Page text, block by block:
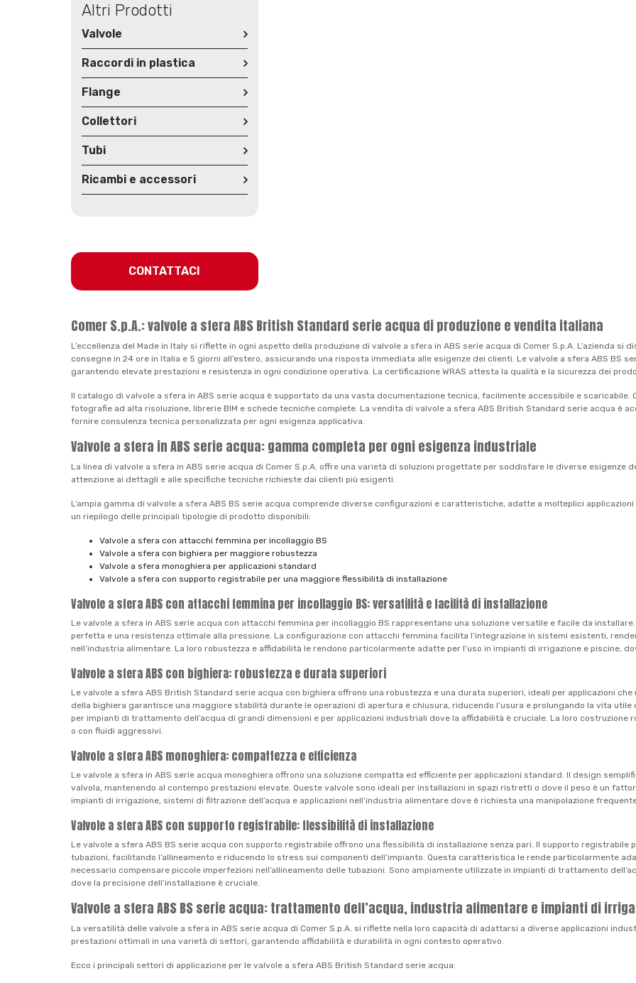
Altri Prodotti
Valvole
Raccordi in plastica
Flange
Collettori
Tubi
Ricambi e accessori
CONTATTACI
Comer S.p.A.: valvole a sfera ABS British Standard serie acqua di produzione e vendita italiana
L’eccellenza del Made in Italy si riflette in ogni aspetto della produzione di valvole a sfera in ABS serie acqua di Comer S.p.A. L’azienda
consegne in 24 ore in Italia e 5 giorni all’estero, assicurando una risposta immediata alle esigenze dei clienti. Le valvole a sfera ABS BS
garantendo elevate prestazioni e resistenza in ogni condizione operativa. La certificazione WRAS attesta la qualità e la sicurezza dei
Il catalogo di valvole a sfera in ABS serie acqua è supportato da una vasta documentazione tecnica, facilmente accessibile e
fotografie ad alta risoluzione, librerie BIM e schede tecniche complete. La vendita di valvole a sfera ABS British Standard serie acqua è
fornire consulenza tecnica personalizzata per ogni esigenza applicativa.
Valvole a sfera in ABS serie acqua: gamma completa per ogni esigenza industriale
La linea di valvole a sfera in ABS serie acqua di Comer S.p.A. offre una varietà di soluzioni progettate per soddisfare le diverse
attenzione ai dettagli e alle specifiche tecniche richieste dai clienti più esigenti.
L’ampia gamma di valvole a sfera ABS BS serie acqua comprende diverse configurazioni e caratteristiche, adatte a molteplici
un riepilogo delle principali tipologie di prodotto disponibili:
Valvole a sfera con attacchi femmina per incollaggio BS
Valvole a sfera con bighiera per maggiore robustezza
Valvole a sfera monoghiera per applicazioni standard
Valvole a sfera con supporto registrabile per una maggiore flessibilità di installazione
Valvole a sfera ABS con attacchi femmina per incollaggio BS: versatilità e facilità di installazione
Le valvole a sfera in ABS serie acqua con attacchi femmina per incollaggio BS rappresentano una soluzione versatile e facile da
perfetta e una resistenza ottimale alla pressione. La configurazione con attacchi femmina facilita l’integrazione in sistemi esistenti,
nell’industria alimentare. La loro robustezza e affidabilità le rendono particolarmente adatte per l’uso in impianti di irrigazione e piscine,
Valvole a sfera ABS con bighiera: robustezza e durata superiori
Le valvole a sfera ABS British Standard serie acqua con bighiera offrono una robustezza e una durata superiori, ideali per applicazioni
della bighiera garantisce una maggiore stabilità durante le operazioni di apertura e chiusura, riducendo l’usura e prolungando la vita
per impianti di trattamento dell’acqua di grandi dimensioni e per applicazioni industriali dove la affidabilità è cruciale. La loro costruzione
o con fluidi aggressivi.
Valvole a sfera ABS monoghiera: compattezza e efficienza
Le valvole a sfera in ABS serie acqua monoghiera offrono una soluzione compatta ed efficiente per applicazioni standard. Il design
valvola, mantenendo al contempo prestazioni elevate. Queste valvole sono ideali per installazioni in spazi ristretti o dove il peso è un
impianti di irrigazione, sistemi di filtrazione dell’acqua e applicazioni nell’industria alimentare dove è richiesta una manipolazione
Valvole a sfera ABS con supporto registrabile: flessibilità di installazione
Le valvole a sfera ABS BS serie acqua con supporto registrabile offrono una flessibilità di installazione senza pari. Il supporto
tubazioni, facilitando l’allineamento e riducendo lo stress sui componenti dell’impianto. Questa caratteristica le rende particolarmente
necessario compensare piccole imperfezioni nell’allineamento delle tubazioni. Sono ampiamente utilizzate in impianti di trattamento
dove la precisione dell’installazione è cruciale.
Valvole a sfera ABS BS serie acqua: trattamento dell’acqua, industria alimentare e impianti di
La versatilità delle valvole a sfera in ABS serie acqua di Comer S.p.A. si riflette nella loro capacità di adattarsi a diverse applicazioni
prestazioni ottimali in una varietà di settori, garantendo affidabilità e durabilità in ogni contesto operativo.
Ecco i principali settori di applicazione per le valvole a sfera ABS British Standard serie acqua: